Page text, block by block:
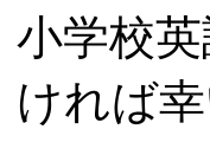
小学校
ければ幸